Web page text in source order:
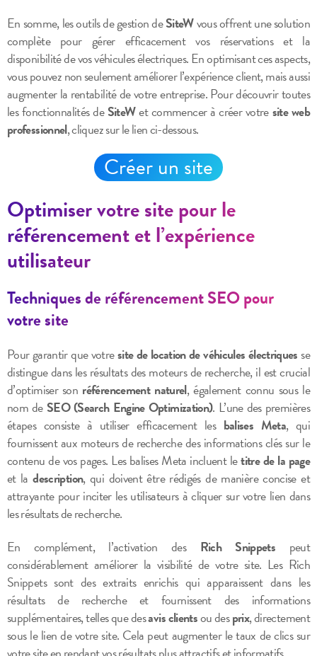
En somme, les outils de gestion deSiteWvous offrent une solution
complète pour gérer efficacement vos réservations et la
disponibilité de vos véhicules électriques. En optimisant ces aspects,
vous pouvez non seulement améliorer l’expérience client, mais aussi
augmenter la rentabilité de votre entreprise. Pour découvrir toutes
les fonctionnalités deSiteWet commencer à créer votresite web
professionnel, cliquez sur le lien ci-dessous.
Créer un site
Optimiser votre site pour le
référencement et l’expérience
utilisateur
Techniques de référencement SEO pour
votre site
Pour garantir que votresite de location de véhicules électriques se
distingue dans les résultats des moteurs de recherche, il est crucial
d’optimiser son référencement naturel, également connu sous le
nom de SEO (Search Engine Optimization). L’une des premières
étapes consiste à utiliser efficacement les balises Meta, qui
fournissent aux moteurs de recherche des informations clés sur le
contenu de vos pages. Les balises Meta incluent letitre de la page
et ladescription, qui doivent être rédigés de manière concise et
attrayante pour inciter les utilisateurs à cliquer sur votre lien dans
les résultats de recherche.
En complément, l’activation des Rich Snippets peut
considérablement améliorer la visibilité de votre site. Les Rich
Snippets sont des extraits enrichis qui apparaissent dans les
résultats de recherche et fournissent des informations
supplémentaires, telles que desavis clientsou desprix, directement
sous le lien de votre site. Cela peut augmenter le taux de clics sur